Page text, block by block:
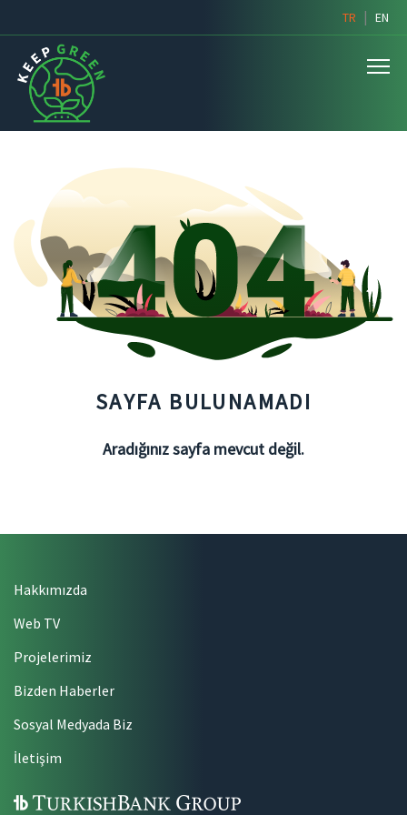
TR | EN
SAYFA BULUNAMADI
Aradığınız sayfa mevcut değil.
Hakkımızda
Web TV
Projelerimiz
Bizden Haberler
Sosyal Medyada Biz
İletişim